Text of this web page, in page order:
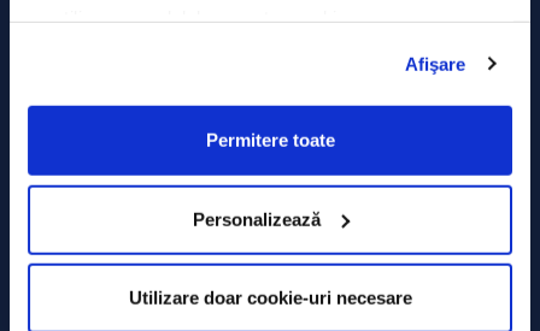
Afişare
Permitere toate
Personalizează
Utilizare doar cookie-uri necesare
Cookie policy